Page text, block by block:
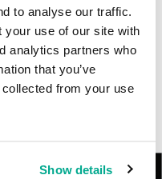
to analyse our traffic.
your use of our site with
analytics partners who
that you’ve
from your use
Show details
(TTPs) de los grupos de
sombras de UEFI
a recepciones de hotel